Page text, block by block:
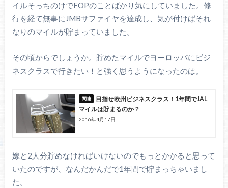
イルそっちのけでFOPのことばかり気にしていました。修
行を経て無事にJMBサファイヤを達成し、気が付けばそれ
なりのマイルが貯まっていました。
その頃からでしょうか。貯めたマイルでヨーロッパにビジ
ネスクラスで行きたい！と強く思うようになったのは。
目指せ欧州ビジネスクラス！1年間でJAL
マイルは貯まるのか？
2016年4月17日
嫁と2人分貯めなければいけないのでもっとかかると思って
いたのですが、なんだかんだで1年間で貯まっちゃいまし
た。